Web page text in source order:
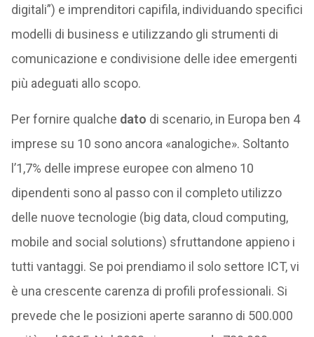
digitali”) e imprenditori capifila, individuando specifici
modelli di business e utilizzando gli strumenti di
comunicazione e condivisione delle idee emergenti
più adeguati allo scopo.
Per fornire qualche dato di scenario, in Europa ben 4
imprese su 10 sono ancora «analogiche». Soltanto
l’1,7% delle imprese europee con almeno 10
dipendenti sono al passo con il completo utilizzo
delle nuove tecnologie (big data, cloud computing,
mobile and social solutions) sfruttandone appieno i
tutti vantaggi. Se poi prendiamo il solo settore ICT, vi
è una crescente carenza di profili professionali. Si
prevede che le posizioni aperte saranno di 500.000